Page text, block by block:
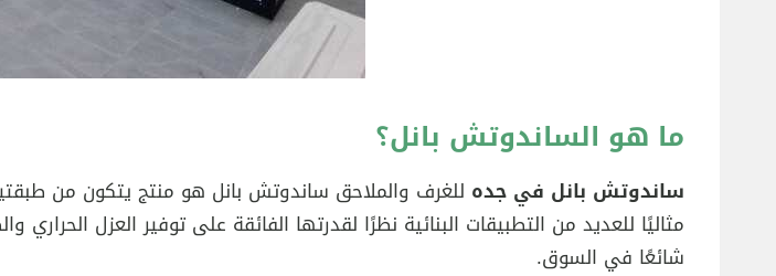
ما هو الساندوتش بانل؟
ساندوتش بانل في جده للغرف والملاحق ساندوتش بانل هو منتج يتكون من
مثاليًا للعديد من التطبيقات البنائية نظرًا لقدرتها الفائقة على توفير العزل
شائعًا في السوق.